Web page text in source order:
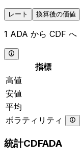
レート 換算後の価値
1 ADA から CDF へ
指標
高値
安値
平均
ボラティリティ
統計CDFADA